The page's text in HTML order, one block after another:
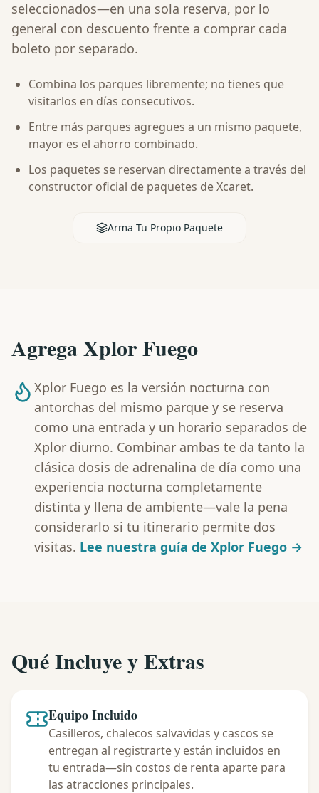
seleccionados—en una sola reserva, por lo
general con descuento frente a comprar cada
boleto por separado.
Combina los parques libremente; no tienes que
visitarlos en días consecutivos.
Entre más parques agregues a un mismo paquete,
mayor es el ahorro combinado.
Los paquetes se reservan directamente a través del
constructor oficial de paquetes de Xcaret.
Arma Tu Propio Paquete
Agrega Xplor Fuego
Xplor Fuego es la versión nocturna con
antorchas del mismo parque y se reserva
como una entrada y un horario separados de
Xplor diurno. Combinar ambas te da tanto la
clásica dosis de adrenalina de día como una
experiencia nocturna completamente
distinta y llena de ambiente—vale la pena
considerarlo si tu itinerario permite dos
visitas. Lee nuestra guía de Xplor Fuego →
Qué Incluye y Extras
Equipo Incluido
Casilleros, chalecos salvavidas y cascos se
entregan al registrarte y están incluidos en
tu entrada—sin costos de renta aparte para
las atracciones principales.